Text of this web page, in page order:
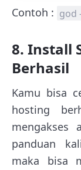
Contoh : god
8. Install
Berhasil
Kamu bisa
hosting
mengakses
panduan
maka bisa